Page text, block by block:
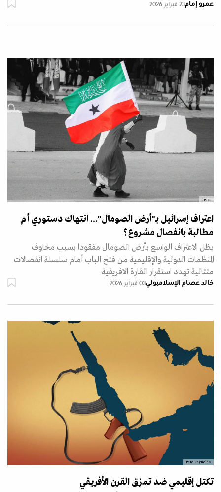
عمرو إمام23 فبراير 2026
رويترز
اعتراف إسرائيل بـ"أرض الصومال"... انتهاك دستوري أم
مطالبة بانفصال مشروع؟
يظل الاعتراف الواسع بأرض الصومال مفقودا بسبب مخاوف
المنظمات الدولية والإقليمية من فتح الباب أمام سلسلة انفصالات
متتالية تهدد استقرار القارة الافريقية
خالد عصام الإسلامبولي03 فبراير 2026
Pete Reynolds
تكتل إقليمي ضد تمزق القرن الأفريقي